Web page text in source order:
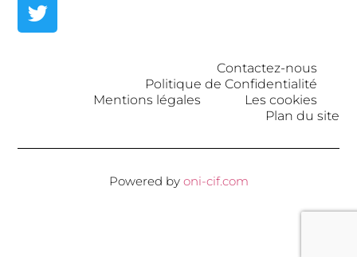
Contactez-nous
Politique de Confidentialité
Mentions légales
Les cookies
Plan du site
Powered by oni-cif.com